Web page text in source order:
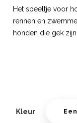
Het speeltje voor
rennen en
honden die gek
Kleur